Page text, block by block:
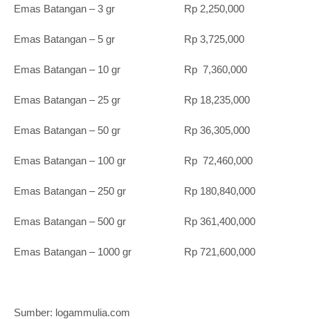
Emas Batangan – 3 gr Rp 2,250,000
Emas Batangan – 5 gr Rp 3,725,000
Emas Batangan – 10 gr Rp 7,360,000
Emas Batangan – 25 gr Rp 18,235,000
Emas Batangan – 50 gr Rp 36,305,000
Emas Batangan – 100 gr Rp 72,460,000
Emas Batangan – 250 gr Rp 180,840,000
Emas Batangan – 500 gr Rp 361,400,000
Emas Batangan – 1000 gr Rp 721,600,000
Sumber: logammulia.com